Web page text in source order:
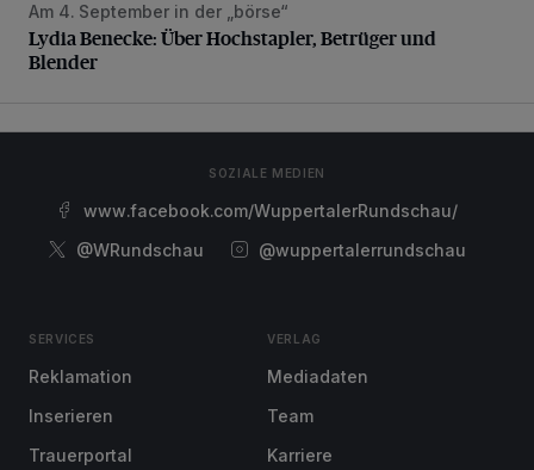
Lydia Benecke: Über Hochstapler, Betrüger und Blender
Am 4. September in der „börse“
Lydia Benecke: Über Hochstapler, Betrüger und
Blender
SOZIALE MEDIEN
www.facebook.com/WuppertalerRundschau/
@WRundschau
@wuppertalerrundschau
SERVICES
Reklamation
Inserieren
Trauerportal
VERLAG
Mediadaten
Team
Karriere